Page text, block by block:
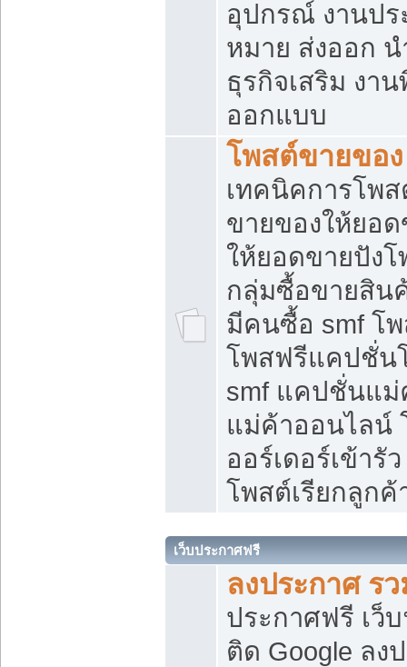
อุปกรณ์ งานป
หมาย ส่งออก น
ธุรกิจเสริม งา
ออกแบบ
โพสต์ขายของ
เทคนิคการโพ
ขายของให้ยอ
ให้ยอดขายปัง
กลุ่มซื้อขายสิน
มีคนซื้อ smf โ
โพสฟรีแคปชั่น
smf แคปชั่นแ
แม่ค้าออนไลน์
ออร์เดอร์เข้ารั
โพสต์เรียกลูกค้
เว็บประกาศฟรี
ลงประกาศ ร
ประกาศฟรี เว็
ติด Google ลง